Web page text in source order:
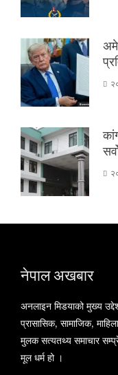
नेपाल अखबार
अनलाइन मिडयाको मुख्य
प्रासासिक, सामाजिक,
मुलक सत्यतथ्य समाचार
मूल धर्म हो ।